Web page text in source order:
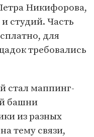
Никифорова,
студий. Часть
для
требовались
стал маппинг-
башни
из разных
тему связи,